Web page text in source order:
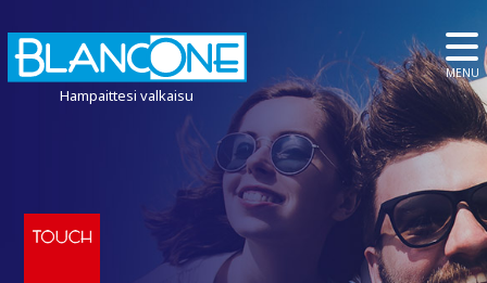
Hampaittesi valkaisu
MENU